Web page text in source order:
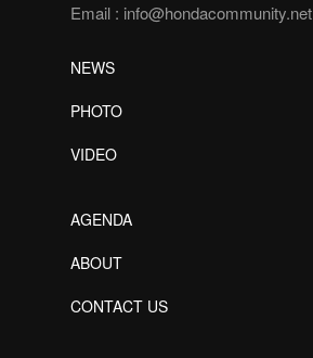
Email : info@hondacommunity.net
NEWS
PHOTO
VIDEO
AGENDA
ABOUT
CONTACT US